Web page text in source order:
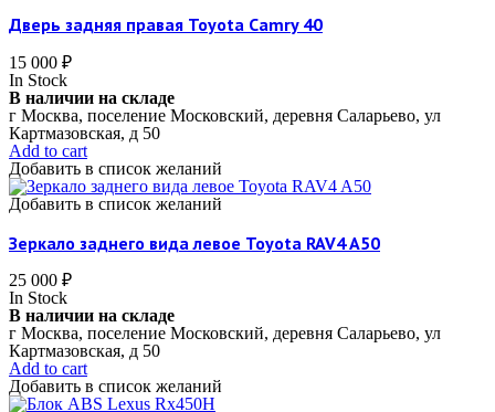
Дверь задняя правая Toyota Camry 40
15 000 ₽
In Stock
В наличии на складе
г Москва, поселение Московский, деревня Саларьево, ул
Картмазовская, д 50
Add to cart
Добавить в список желаний
Добавить в список желаний
Зеркало заднего вида левое Toyota RAV4 A50
25 000 ₽
In Stock
В наличии на складе
г Москва, поселение Московский, деревня Саларьево, ул
Картмазовская, д 50
Add to cart
Добавить в список желаний